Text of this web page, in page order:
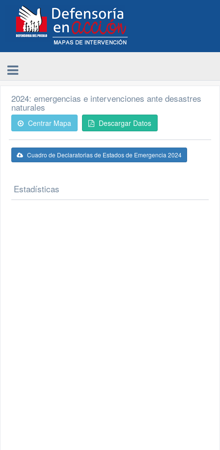
2024: emergencias e intervenciones ante desastres
naturales
Centrar Mapa Descargar Datos
Cuadro de Declaratorias de Estados de Emergencia 2024
Estadísticas